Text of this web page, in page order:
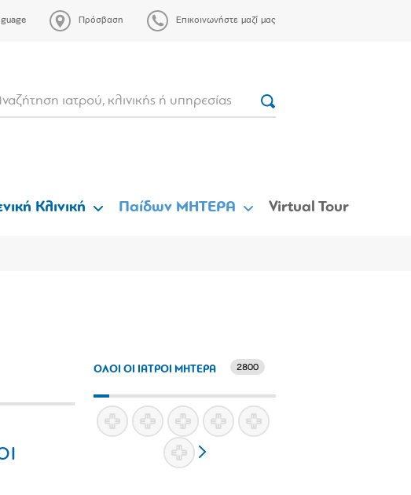
Πρόσβαση Επικοινωνήστε μαζί μας
Κλινική Παίδων ΜΗΤΕΡΑ Virtual Tour
ΟΛΟΙ ΟΙ ΙΑΤΡΟΙ ΜΗΤΕΡΑ 2800